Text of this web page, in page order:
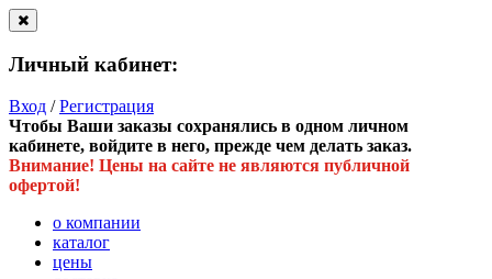
Личный кабинет:
Вход /Регистрация
Чтобы Ваши заказы сохранялись в одном личном
кабинете, войдите в него, прежде чем делать заказ.
Внимание! Цены на сайте не являются публичной
офертой!
о компании
каталог
цены